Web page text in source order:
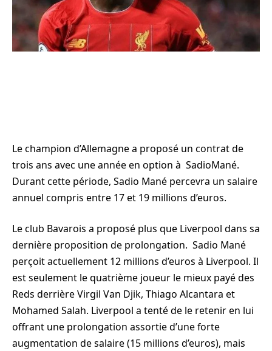
Le champion d’Allemagne a proposé un contrat de
trois ans avec une année en option à SadioMané.
Durant cette période, Sadio Mané percevra un salaire
annuel compris entre 17 et 19 millions d’euros.
Le club Bavarois a proposé plus que Liverpool dans sa
dernière proposition de prolongation. Sadio Mané
perçoit actuellement 12 millions d’euros à Liverpool. Il
est seulement le quatrième joueur le mieux payé des
Reds derrière Virgil Van Djik, Thiago Alcantara et
Mohamed Salah. Liverpool a tenté de le retenir en lui
offrant une prolongation assortie d’une forte
augmentation de salaire (15 millions d’euros), mais